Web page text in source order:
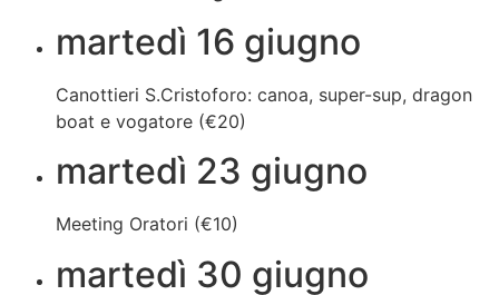
martedì 16 giugno
Canottieri S.Cristoforo: canoa, super-sup, dragon
boat e vogatore (€20)
martedì 23 giugno
Meeting Oratori (€10)
martedì 30 giugno